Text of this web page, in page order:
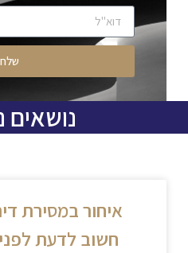
שלח
נושאים
איחור במסירת
חשוב לדעת